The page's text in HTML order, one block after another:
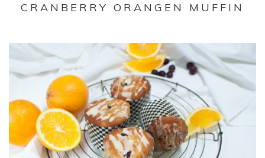
CRANBERRY ORANGEN MUFFIN